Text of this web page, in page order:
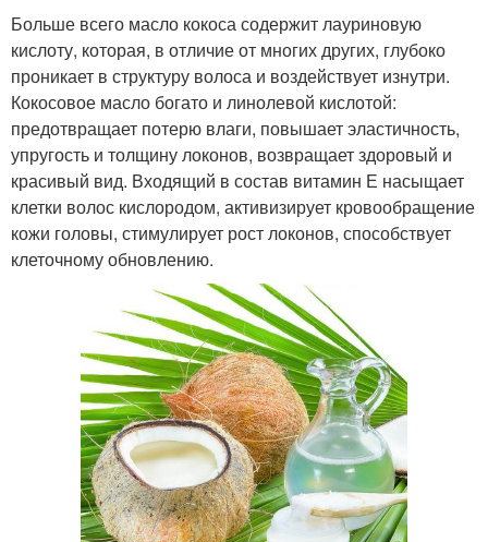
Больше всего масло кокоса содержит лауриновую
кислоту, которая, в отличие от многих других, глубоко
проникает в структуру волоса и воздействует изнутри.
Кокосовое масло богато и линолевой кислотой:
предотвращает потерю влаги, повышает эластичность,
упругость и толщину локонов, возвращает здоровый и
красивый вид. Входящий в состав витамин Е насыщает
клетки волос кислородом, активизирует кровообращение
кожи головы, стимулирует рост локонов, способствует
клеточному обновлению.